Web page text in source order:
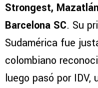
Strongest,
Barcelona SC. Su
Sudamérica fue
colombiano
luego pasó por